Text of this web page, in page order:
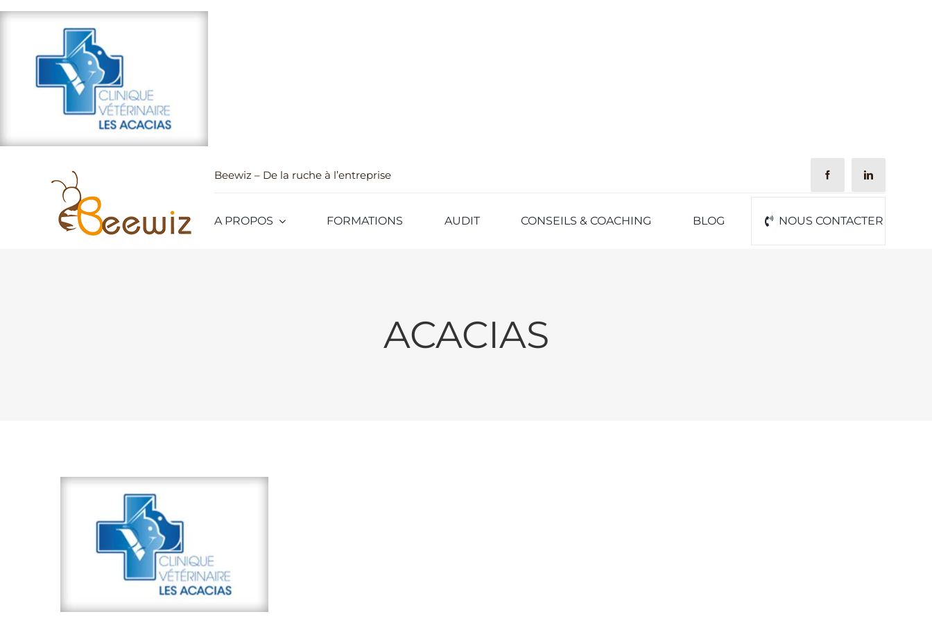
Passer
Beewiz – De la ruche à l’entreprise
A PROPOS FORMATIONS AUDIT CONSEILS & COACHING BLOG NOUS CONTACTER
ACACIAS